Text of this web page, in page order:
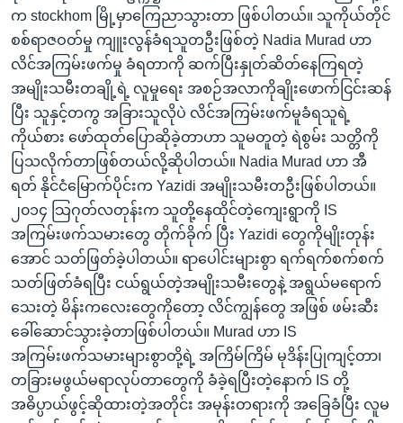
က stockhom မြို့မှာကြေညာသွားတာ ဖြစ်ပါတယ်။ သူကိုယ်တိုင်
စစ်ရာဇဝတ်မှု ကျူးလွန်ခံရသူတဦးဖြစ်တဲ့ Nadia Murad ဟာ
လိင်အကြမ်းဖက်မှု ခံရတာကို ဆက်ပြီးနှုတ်ဆိတ်နေကြရတဲ့
အမျိုးသမီးတချို့ရဲ့ လူမှုရေး အစဉ်အလာကိုချိုးဖောက်ငြင်းဆန်
ပြီး သူနှင့်တကွ အခြားသူလိုပဲ လိင်အကြမ်းဖက်မူခံရသူရဲ့
ကိုယ်စား ဖော်ထုတ်ပြောဆိုခဲ့တာဟာ သူမတူတဲ့ ရဲစွမ်း သတ္တိကို
ပြသလိုက်တာဖြစ်တယ်လို့ဆိုပါတယ်။ Nadia Murad ဟာ အီ
ရတ် နိုင်ငံမြောက်ပိုင်းက Yazidi အမျိုးသမီးတဦးဖြစ်ပါတယ်။
၂၀၁၄ သြဂုတ်လတုန်းက သူတို့နေထိုင်တဲ့ကျေးရွာကို IS
အကြမ်းဖက်သမားတွေ တိုက်ခိုက် ပြီး Yazidi တွေကိုမျိုးတုန်း
အောင် သတ်ဖြတ်ခဲ့ပါတယ်။ ရာပေါင်းများစွာ ရက်ရက်စက်စက်
သတ်ဖြတ်ခံရပြီး ငယ်ရွယ်တဲ့အမျိုးသမီးတွေနဲ့ အရွယ်မရောက်
သေးတဲ့ မိန်းကလေးတွေကိုတော့ လိင်ကျွန်တွေ အဖြစ် ဖမ်းဆီး
ခေါ်ဆောင်သွားခဲ့တာဖြစ်ပါတယ်။ Murad ဟာ IS
အကြမ်းဖက်သမားများစွာတို့ရဲ့ အကြိမ်ကြိမ် မုဒိန်းပြုကျင့်တာ၊
တခြားမဖွယ်မရာလုပ်တာတွေကို ခံခဲ့ရပြီးတဲ့နောက် IS တို့
အဓိပ္ပာယ်ဖွင့်ဆိုထားတဲ့အတိုင်း အမုန်းတရားကို အခြေခံပြီး လူမ